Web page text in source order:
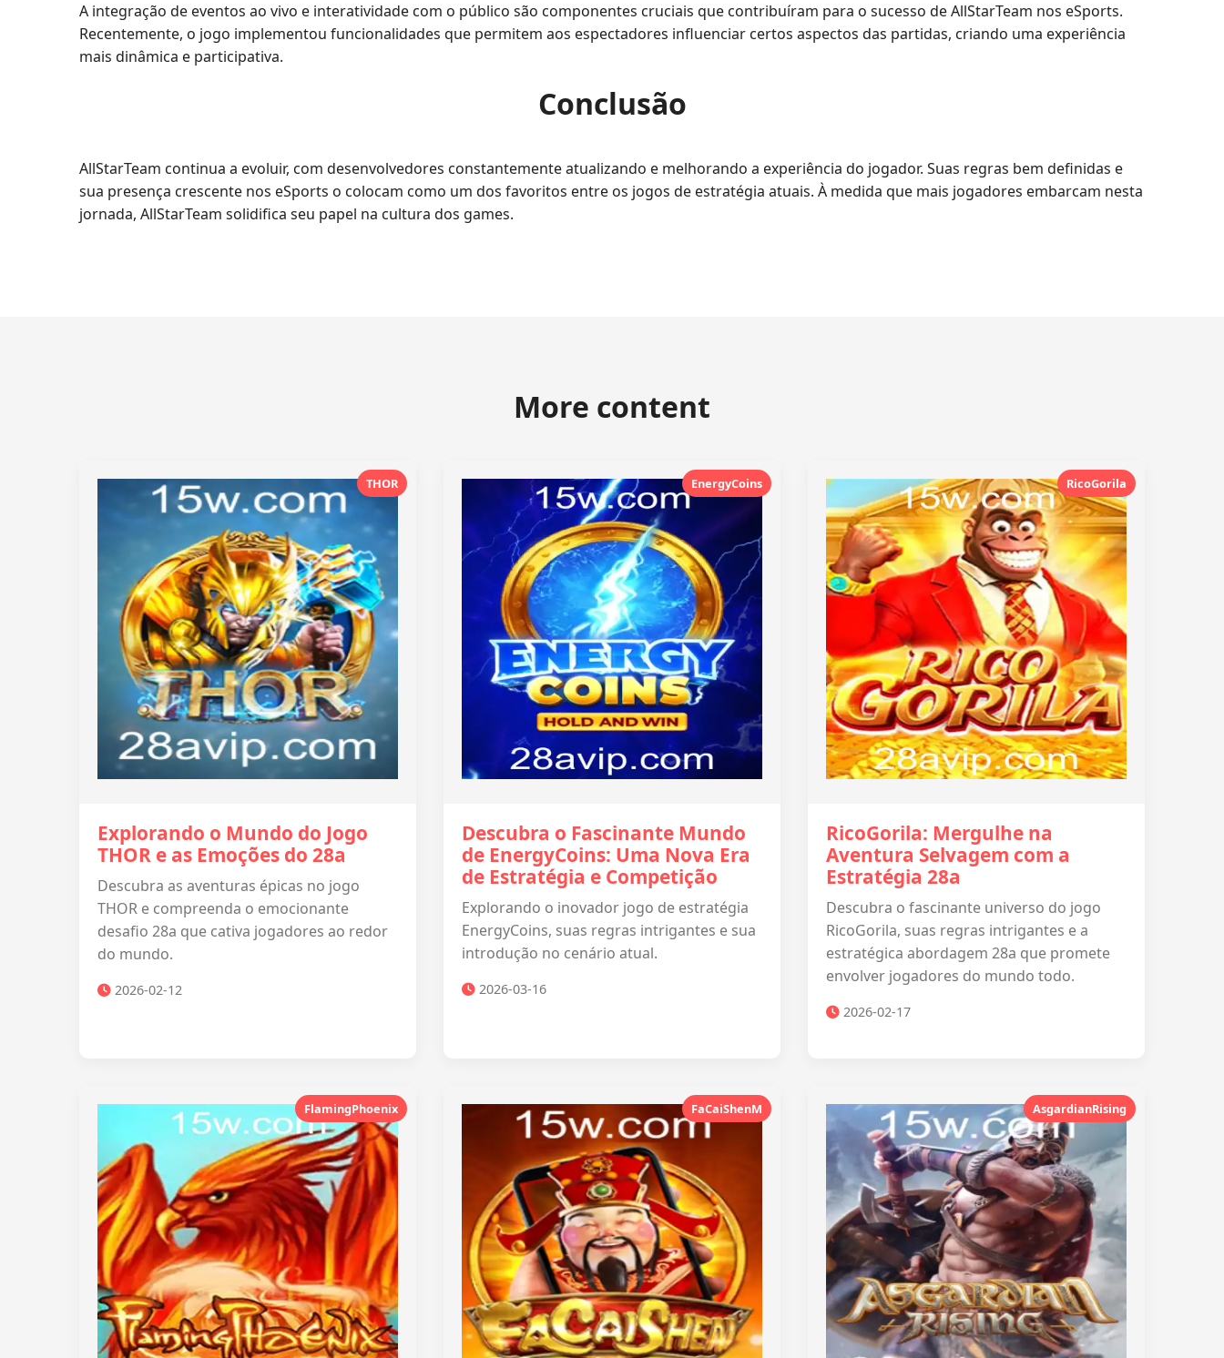
A integração de eventos ao vivo e interatividade com o público são componentes cruciais que contribuíram para o sucesso de AllStarTeam nos eSports.
Recentemente, o jogo implementou funcionalidades que permitem aos espectadores influenciar certos aspectos das partidas, criando uma experiência
mais dinâmica e participativa.
Conclusão
AllStarTeam continua a evoluir, com desenvolvedores constantemente atualizando e melhorando a experiência do jogador. Suas regras bem definidas e
sua presença crescente nos eSports o colocam como um dos favoritos entre os jogos de estratégia atuais. À medida que mais jogadores embarcam nesta
jornada, AllStarTeam solidifica seu papel na cultura dos games.
More content
THOR
Explorando o Mundo do Jogo
THOR e as Emoções do 28a
Descubra as aventuras épicas no jogo
THOR e compreenda o emocionante
desafio 28a que cativa jogadores ao redor
do mundo.
2026-02-12
EnergyCoins
Descubra o Fascinante Mundo
de EnergyCoins: Uma Nova Era
de Estratégia e Competição
Explorando o inovador jogo de estratégia
EnergyCoins, suas regras intrigantes e sua
introdução no cenário atual.
2026-03-16
RicoGorila
RicoGorila: Mergulhe na
Aventura Selvagem com a
Estratégia 28a
Descubra o fascinante universo do jogo
RicoGorila, suas regras intrigantes e a
estratégica abordagem 28a que promete
envolver jogadores do mundo todo.
2026-02-17
FlamingPhoenix FaCaiShenM AsgardianRising